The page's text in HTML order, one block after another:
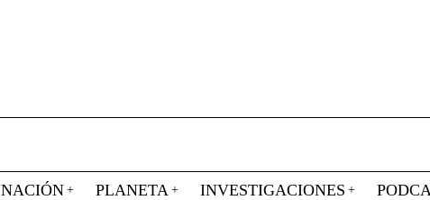
NACIÓN PLANETA INVESTIGACIONES